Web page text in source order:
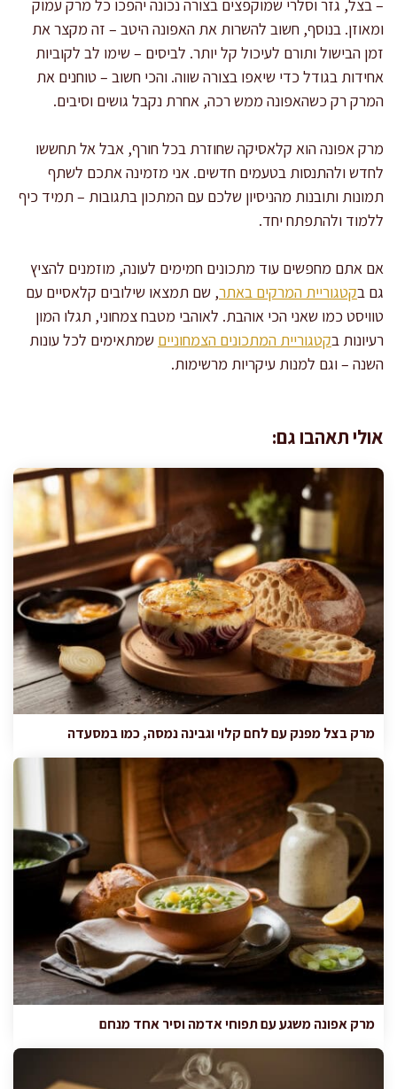
– בצל, גזר וסלרי שמוקפצים בצורה נכונה יהפכו כל מרק עמוק
ומאוזן. בנוסף, חשוב להשרות את האפונה היטב – זה מקצר את
זמן הבישול ותורם לעיכול קל יותר. לביסים – שימו לב לקוביות
אחידות בגודל כדי שיאפו בצורה שווה. והכי חשוב – טוחנים את
המרק רק כשהאפונה ממש רכה, אחרת נקבל גושים וסיבים.
מרק אפונה הוא קלאסיקה שחוזרת בכל חורף, אבל אל תחששו
לחדש ולהתנסות בטעמים חדשים. אני מזמינה אתכם לשתף
תמונות ותובנות מהניסיון שלכם עם המתכון בתגובות – תמיד כיף
ללמוד ולהתפתח יחד.
אם אתם מחפשים עוד מתכונים חמימים לעונה, מוזמנים להציץ
גם בקטגוריית המרקים באתר, שם תמצאו שילובים קלאסיים עם
טוויסט כמו שאני הכי אוהבת. לאוהבי מטבח צמחוני, תגלו המון
רעיונות בקטגוריית המתכונים הצמחוניים שמתאימים לכל עונות
השנה – וגם למנות עיקריות מרשימות.
אולי תאהבו גם:
מרק בצל מפנק עם לחם קלוי וגבינה נמסה, כמו במסעדה
מרק אפונה משגע עם תפוחי אדמה וסיר אחד מנחם